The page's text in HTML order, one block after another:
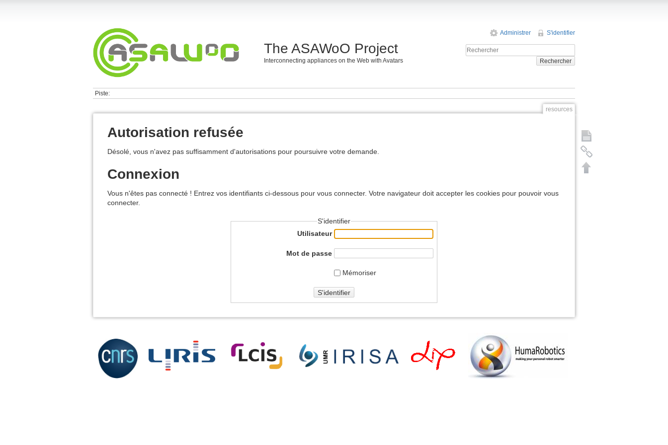
The ASAWoO Project
Interconnecting appliances on the Web with Avatars
Administrer S'identifier
Rechercher
Piste:
resources
Autorisation refusée
Désolé, vous n'avez pas suffisamment d'autorisations pour poursuivre votre demande.
Connexion
Vous n'êtes pas connecté ! Entrez vos identifiants ci-dessous pour vous connecter. Votre navigateur doit accepter les cookies pour pouvoir vous
connecter.
S'identifier
Utilisateur
Mot de passe
Mémoriser
S'identifier